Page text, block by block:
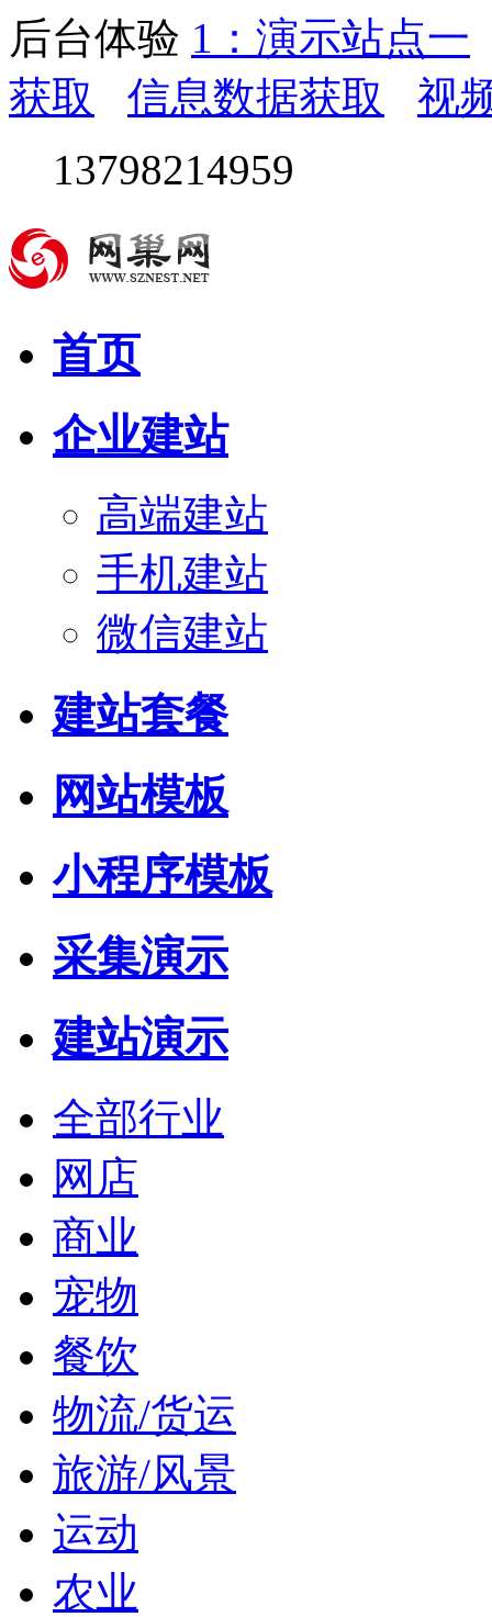
后台体验 1：演示站点一
获取
信息数据获取
视
13798214959
首页
企业建站
高端建站
手机建站
微信建站
建站套餐
网站模板
小程序模板
采集演示
建站演示
全部行业
网店
商业
宠物
餐饮
物流/货运
旅游/风景
运动
农业